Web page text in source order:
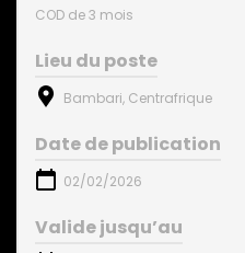
COD de 3 mois
Lieu du poste
Bambari, Centrafrique
Date de publication
02/02/2026
Valide jusqu’au